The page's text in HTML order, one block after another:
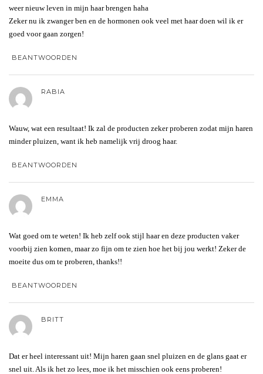
weer nieuw leven in mijn haar brengen haha
Zeker nu ik zwanger ben en de hormonen ook veel met haar doen wil ik er
goed voor gaan zorgen!
BEANTWOORDEN
RABIA
Wauw, wat een resultaat! Ik zal de producten zeker proberen zodat mijn haren
minder pluizen, want ik heb namelijk vrij droog haar.
BEANTWOORDEN
EMMA
Wat goed om te weten! Ik heb zelf ook stijl haar en deze producten vaker
voorbij zien komen, maar zo fijn om te zien hoe het bij jou werkt! Zeker de
moeite dus om te proberen, thanks!!
BEANTWOORDEN
BRITT
Dat er heel interessant uit! Mijn haren gaan snel pluizen en de glans gaat er
snel uit. Als ik het zo lees, moe ik het misschien ook eens proberen!